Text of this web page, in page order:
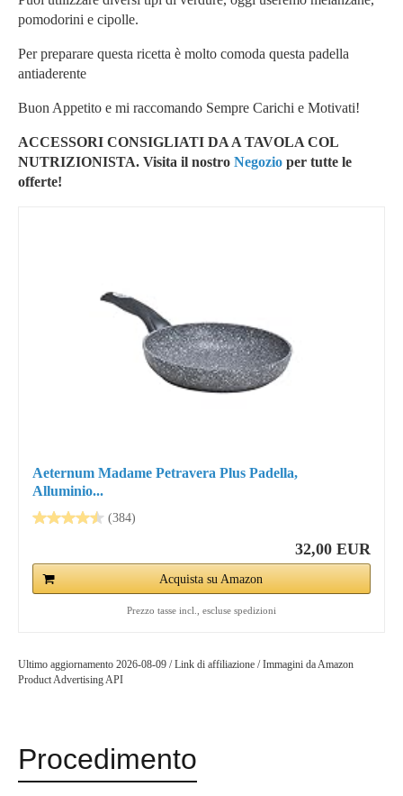
pomodorini e cipolle.
Per preparare questa ricetta è molto comoda questa padella
antiaderente
Buon Appetito e mi raccomando Sempre Carichi e Motivati!
ACCESSORI CONSIGLIATI DA A TAVOLA COL
NUTRIZIONISTA. Visita il nostro Negozio per tutte le
offerte!
Aeternum Madame Petravera Plus Padella,
Alluminio...
(384)
32,00 EUR
Acquista su Amazon
Prezzo tasse incl., escluse spedizioni
Ultimo aggiornamento 2026-08-09 / Link di affiliazione / Immagini da Amazon
Product Advertising API
Procedimento